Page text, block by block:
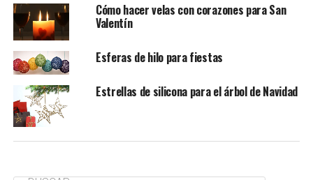
Cómo hacer velas con corazones para San
Valentín
Esferas de hilo para fiestas
Estrellas de silicona para el árbol de Navidad